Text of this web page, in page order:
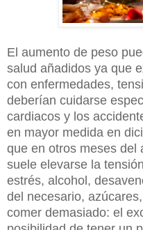
El aumento de peso
salud añadidos ya que
con enfermedades,
deberían cuidarse
cardiacos y los
en mayor medida en
que en otros meses del
suele elevarse la
estrés, alcohol,
del necesario,
comer demasiado: el